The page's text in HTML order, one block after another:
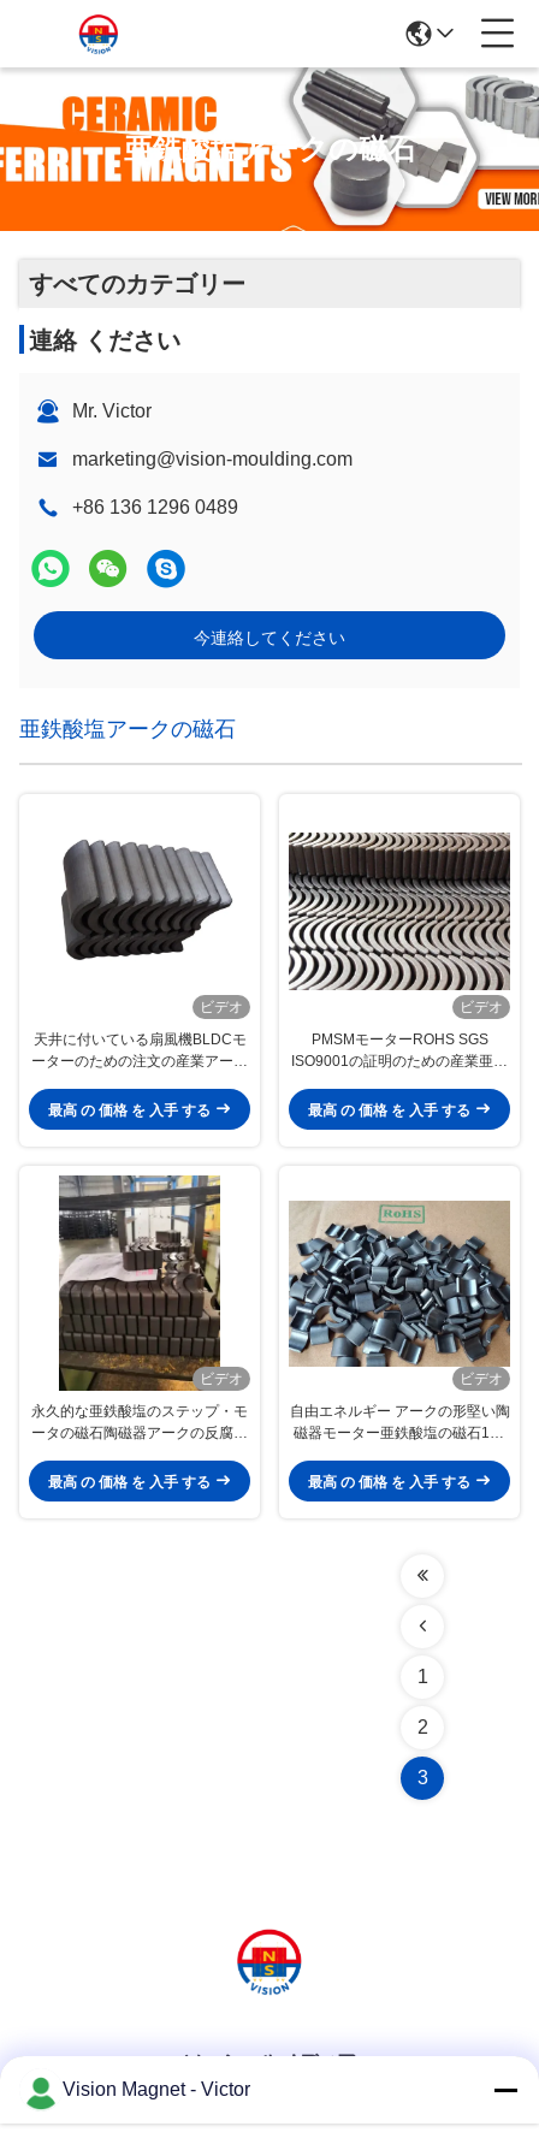
亜鉄酸塩アークの磁石
すべてのカテゴリー
連絡 ください
Mr. Victor
marketing@vision-moulding.com
+86 136 1296 0489
今連絡してください
亜鉄酸塩アークの磁石
ビデオ
天井に付いている扇風機BLDCモ
ーターのための注文の産業アーク
最高 の 価格 を 入手 する
ビデオ
PMSMモーターROHS SGS
ISO9001の証明のための産業亜鉄
最高 の 価格 を 入手 する
ビデオ
永久的な亜鉄酸塩のステップ・モ
ータの磁石陶磁器アークの反腐食
最高 の 価格 を 入手 する
ビデオ
自由エネルギー アークの形堅い陶
磁器モーター亜鉄酸塩の磁石130
最高 の 価格 を 入手 する
1
2
3
ソーシャルメディア
Vision Magnet - Victor